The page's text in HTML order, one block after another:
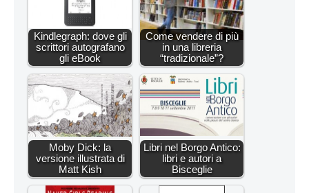
Kindlegraph: dove gli
scrittori autografano
gli eBook
Come vendere di più
in una libreria
“tradizionale”?
Moby Dick: la
versione illustrata di
Matt Kish
Libri nel Borgo Antico:
libri e autori a
Bisceglie